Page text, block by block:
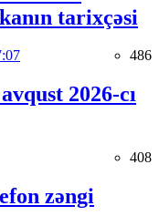
tarixçəsi
486
2026-cı
408
zəngi